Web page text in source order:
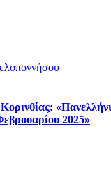
2025»